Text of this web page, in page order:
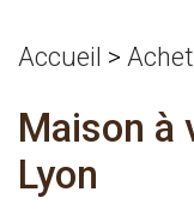
Accueil >
Maison à
Lyon